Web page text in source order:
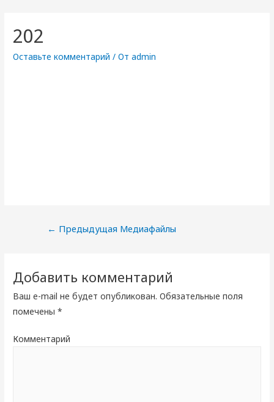
202
Оставьте комментарий / От admin
Навигация
записям
← Предыдущая Медиафайлы
Добавить комментарий
Ваш e-mail не будет опубликован. Обязательные поля
помечены*
Комментарий